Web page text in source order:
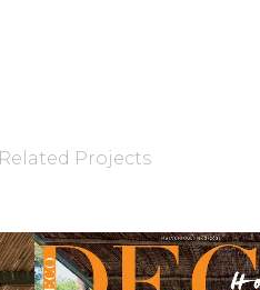
Related Projects